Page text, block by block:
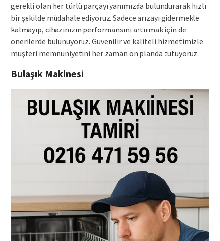
gerekli olan her türlü parçayı yanımızda bulundurarak hızlı
bir şekilde müdahale ediyoruz. Sadece arızayı gidermekle
kalmayıp, cihazınızın performansını artırmak için de
önerilerde bulunuyoruz. Güvenilir ve kaliteli hizmetimizle
müşteri memnuniyetini her zaman ön planda tutuyoruz.
Bulaşık Makinesi